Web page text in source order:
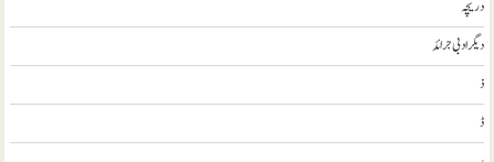
دریچہ
ديگر ادبی جرائد
ذ
ڈ